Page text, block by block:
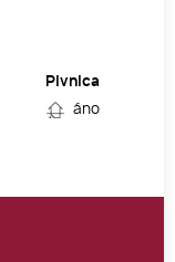
Pivnica
áno